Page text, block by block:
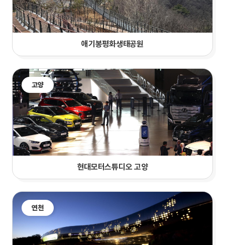
애기봉평화생태공원
고양
현대모터스튜디오 고양
연천